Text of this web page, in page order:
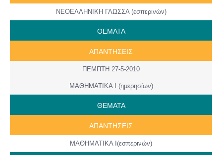
ΝΕΟΕΛΛΗΝΙΚΗ ΓΛΩΣΣΑ (εσπερινών)
ΘΕΜΑΤΑ
AΠANTΗΣΕΙΣ
ΠΕΜΠΤΗ 27-5-2010
ΜΑΘΗΜΑΤΙΚΑ Ι (ημερησίων)
ΘΕΜΑΤΑ
AΠANTΗΣΕΙΣ
ΜΑΘΗΜΑΤΙΚΑ Ι(εσπερινών)